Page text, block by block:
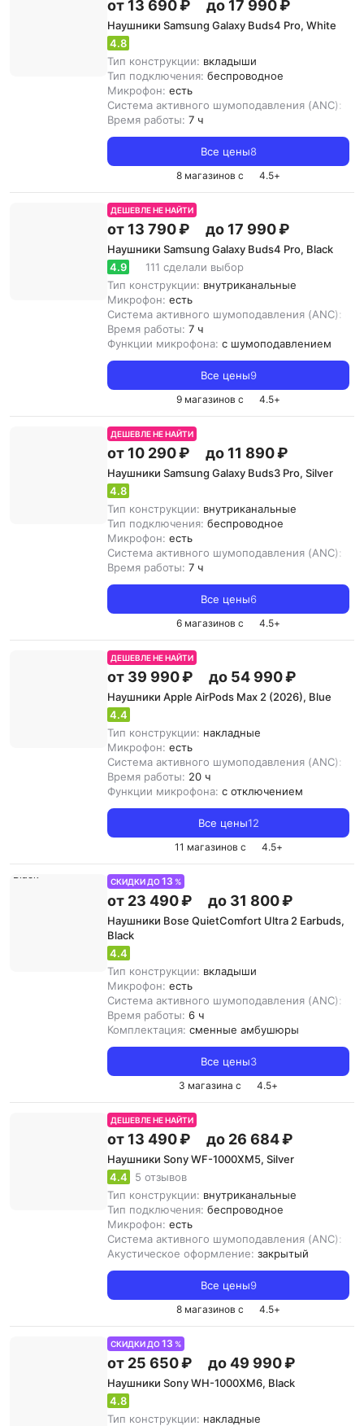
от 13 690 ₽ до 17 990 ₽
Наушники Samsung Galaxy Buds4 Pro, White
4.8
Тип конструкции: вкладыши
Тип подключения: беспроводное
Микрофон: есть
Система активного шумоподавления (ANC):
Время работы: 7 ч
Все цены8
8 магазинов с 4.5+
ДЕШЕВЛЕ НЕ НАЙТИ
от 13 790 ₽ до 17 990 ₽
Наушники Samsung Galaxy Buds4 Pro, Black
4.9
111 сделали выбор
Тип конструкции: внутриканальные
Микрофон: есть
Система активного шумоподавления (ANC):
Время работы: 7 ч
Функции микрофона: с шумоподавлением
Все цены9
9 магазинов с 4.5+
ДЕШЕВЛЕ НЕ НАЙТИ
от 10 290 ₽ до 11 890 ₽
Наушники Samsung Galaxy Buds3 Pro, Silver
4.8
Тип конструкции: внутриканальные
Тип подключения: беспроводное
Микрофон: есть
Система активного шумоподавления (ANC):
Время работы: 7 ч
Все цены6
6 магазинов с 4.5+
ДЕШЕВЛЕ НЕ НАЙТИ
от 39 990 ₽ до 54 990 ₽
Наушники Apple AirPods Max 2 (2026), Blue
4.4
Тип конструкции: накладные
Микрофон: есть
Система активного шумоподавления (ANC):
Время работы: 20 ч
Функции микрофона: с отключением
Все цены12
11 магазинов с 4.5+
СКИДКИ ДО13 %
от 23 490 ₽ до 31 800 ₽
Наушники Bose QuietComfort Ultra 2 Earbuds,
Black
4.4
Тип конструкции: вкладыши
Микрофон: есть
Система активного шумоподавления (ANC):
Время работы: 6 ч
Комплектация: сменные амбушюры
Все цены3
3 магазина с 4.5+
ДЕШЕВЛЕ НЕ НАЙТИ
от 13 490 ₽ до 26 684 ₽
Наушники Sony WF-1000XM5, Silver
4.4
5 отзывов
Тип конструкции: внутриканальные
Тип подключения: беспроводное
Микрофон: есть
Система активного шумоподавления (ANC):
Акустическое оформление: закрытый
Все цены9
8 магазинов с 4.5+
СКИДКИ ДО13 %
от 25 650 ₽ до 49 990 ₽
Наушники Sony WH-1000XM6, Black
4.8
Тип конструкции: накладные